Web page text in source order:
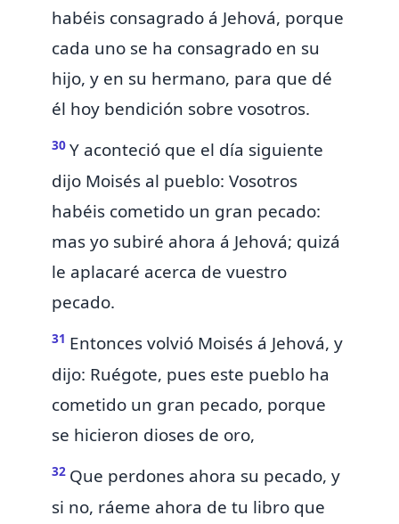
habéis consagrado á Jehová, porque
cada uno se ha consagrado en su
hijo, y en su hermano, para que dé
él hoy bendición sobre vosotros.
30 Y aconteció que el día siguiente
dijo Moisés al pueblo: Vosotros
habéis cometido un gran pecado:
mas yo subiré ahora á Jehová; quizá
le aplacaré acerca de vuestro
pecado.
31 Entonces volvió Moisés á Jehová, y
dijo: Ruégote, pues este pueblo ha
cometido un gran pecado, porque
se hicieron dioses de oro,
32 Que perdones ahora su pecado, y
si no, ráeme ahora de tu libro que